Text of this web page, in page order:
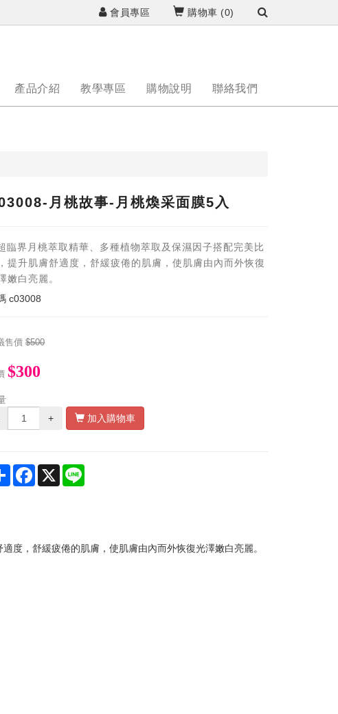
會員專區 購物車 (0)
產品介紹 教學專區 購物說明 聯絡我們
月桃故事-月桃煥采面膜5入
臨界月桃萃取精華、多種植物萃取及保濕因子搭配完美比
提升肌膚舒適度，舒緩疲倦的肌膚，使肌膚由內而外恢復
嫩白亮麗。
c03008
售價 $500
$300
+ 加入購物車
Share Facebook
X
度，舒緩疲倦的肌膚，使肌膚由內而外恢復光澤嫩白亮麗。